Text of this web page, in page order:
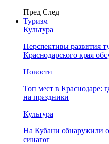
Пред След
Туризм
Культура
Перспективы развития
Краснодарского края
Новости
Топ мест в Краснодаре:
на праздники
Культура
На Кубани обнаружили
синагог